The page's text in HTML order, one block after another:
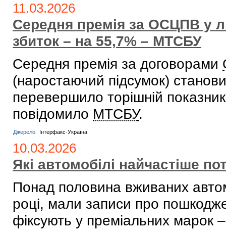
11.03.2026
Середня премія за ОСЦПВ у
збиток – на 55,7% – МТСБУ
Середня премія за договорами
(наростаючий підсумок)
перевершило торішній
повідомило МТСБУ.
Джерело: Інтерфакс-Україна
10.03.2026
Які автомобілі найчастіше
Понад половина вживаних
році, мали записи про
фіксують у преміальних марок